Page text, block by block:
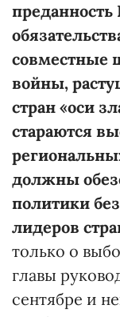
совместные
войны,
стран «оси
стараются
должны
политики
лидеров
только о
главы
сентябре и